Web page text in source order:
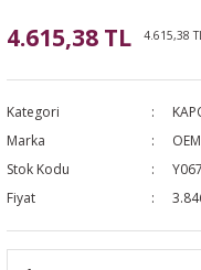
4.615,38 TL 4.615,38
Kategori
Marka
OEM
Stok Kodu
Fiyat